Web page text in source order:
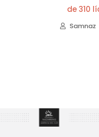
de 310
Samnaz